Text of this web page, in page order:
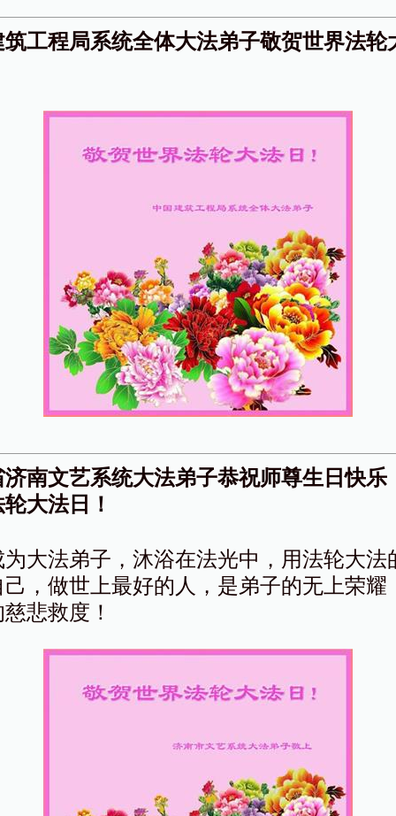
工程局系统全体大法弟子敬贺世界法轮
南文艺系统大法弟子恭祝师尊生日快乐
大法日！
大法弟子，沐浴在法光中，用法轮大法
，做世上最好的人，是弟子的无上荣耀
悲救度！